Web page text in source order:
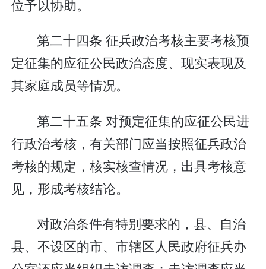
位予以协助。
第二十四条 征兵政治考核主要考核预
定征集的应征公民政治态度、现实表现及
其家庭成员等情况。
第二十五条 对预定征集的应征公民进
行政治考核，有关部门应当按照征兵政治
考核的规定，核实核查情况，出具考核意
见，形成考核结论。
对政治条件有特别要求的，县、自治
县、不设区的市、市辖区人民政府征兵办